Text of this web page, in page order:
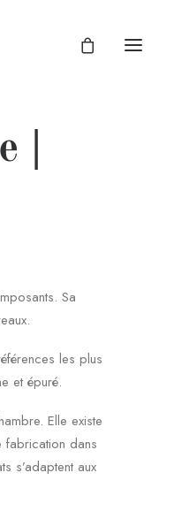
|
Sa
les plus
et épuré.
Elle existe
dans
s’adaptent aux